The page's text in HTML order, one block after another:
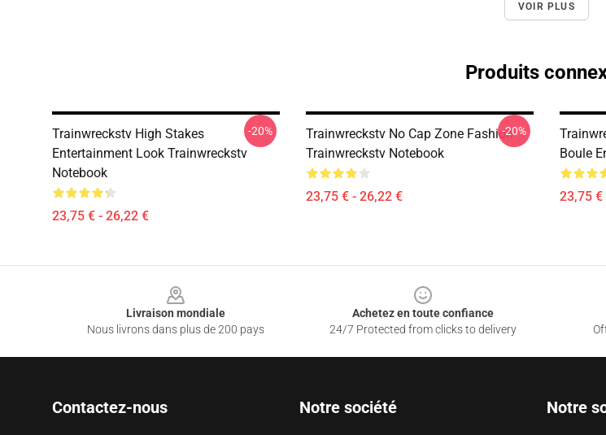
VOIR PLUS
Produits
Trainwreckstv High Stakes
Entertainment Look Trainwreckstv
Notebook
23,75 € - 26,22 €
-20%
Trainwreckstv No Cap Zone Fashion
Trainwreckstv Notebook
23,75 € - 26,22 €
-20%
Boule
23,75 €
Livraison mondiale
Nous livrons dans plus de 200 pays
Achetez en toute confiance
24/7 Protected from clicks to delivery
Contactez-nous Notre société Notre